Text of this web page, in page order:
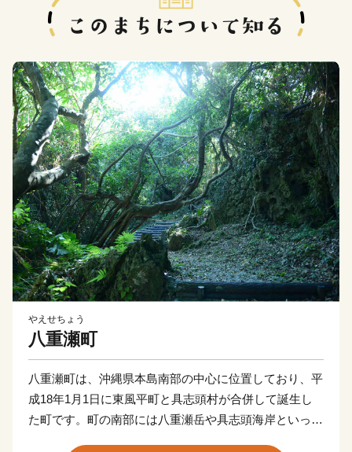
やえせちょう
八重瀬町
八重瀬町は、沖縄県本島南部の中心に位置しており、平
成18年1月1日に東風平町と具志頭村が合併して誕生し
た町です。町の南部には八重瀬岳や具志頭海岸といった